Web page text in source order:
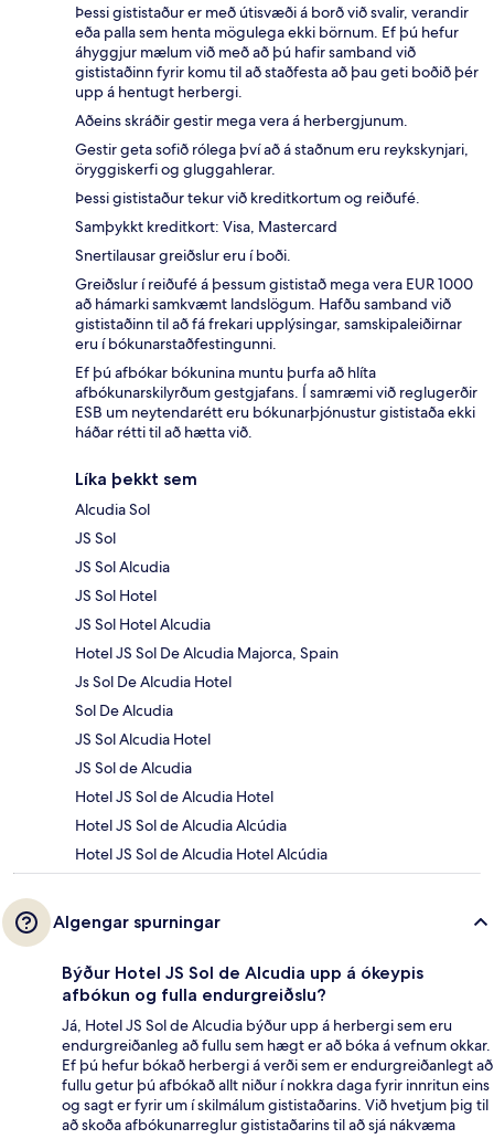
Þessi gististaður er með útisvæði á borð við svalir, verandir
eða palla sem henta mögulega ekki börnum. Ef þú hefur
áhyggjur mælum við með að þú hafir samband við
gististaðinn fyrir komu til að staðfesta að þau geti boðið þér
upp á hentugt herbergi.
Aðeins skráðir gestir mega vera á herbergjunum.
Gestir geta sofið rólega því að á staðnum eru reykskynjari,
öryggiskerfi og gluggahlerar.
Þessi gististaður tekur við kreditkortum og reiðufé.
Samþykkt kreditkort: Visa, Mastercard
Snertilausar greiðslur eru í boði.
Greiðslur í reiðufé á þessum gististað mega vera EUR 1000
að hámarki samkvæmt landslögum. Hafðu samband við
gististaðinn til að fá frekari upplýsingar, samskipaleiðirnar
eru í bókunarstaðfestingunni.
Ef þú afbókar bókunina muntu þurfa að hlíta
afbókunarskilyrðum gestgjafans. Í samræmi við reglugerðir
ESB um neytendarétt eru bókunarþjónustur gististaða ekki
háðar rétti til að hætta við.
Líka þekkt sem
Alcudia Sol
JS Sol
JS Sol Alcudia
JS Sol Hotel
JS Sol Hotel Alcudia
Hotel JS Sol De Alcudia Majorca, Spain
Js Sol De Alcudia Hotel
Sol De Alcudia
JS Sol Alcudia Hotel
JS Sol de Alcudia
Hotel JS Sol de Alcudia Hotel
Hotel JS Sol de Alcudia Alcúdia
Hotel JS Sol de Alcudia Hotel Alcúdia
Algengar spurningar
Býður Hotel JS Sol de Alcudia upp á ókeypis
afbókun og fulla endurgreiðslu?
Já, Hotel JS Sol de Alcudia býður upp á herbergi sem eru
endurgreiðanleg að fullu sem hægt er að bóka á vefnum okkar.
Ef þú hefur bókað herbergi á verði sem er endurgreiðanlegt að
fullu getur þú afbókað allt niður í nokkra daga fyrir innritun eins
og sagt er fyrir um í skilmálum gististaðarins. Við hvetjum þig til
að skoða afbókunarreglur gististaðarins til að sjá nákvæma